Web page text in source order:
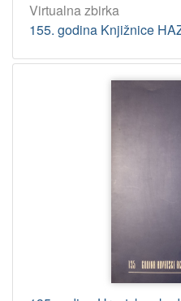
Virtualna zbirka
155. godina Knjižnice